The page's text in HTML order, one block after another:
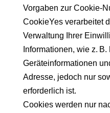
Vorgaben zur Cookie-
CookieYes verarbeitet
Verwaltung Ihrer
Informationen, wie z.
Geräteinformationen
Adresse, jedoch nur
erforderlich ist.
Cookies werden nur